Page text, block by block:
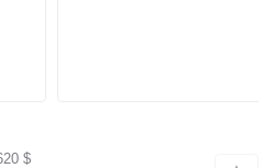
$